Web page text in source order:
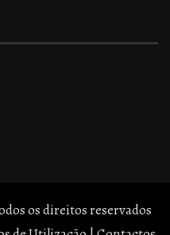
os direitos reservados